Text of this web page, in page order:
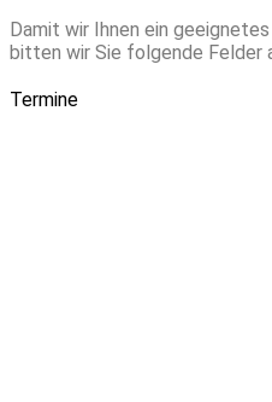
Damit wir Ihnen ein
bitten wir Sie folgende Felder
Termine